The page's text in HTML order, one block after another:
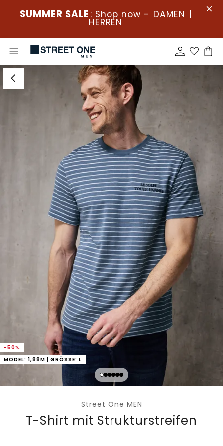
SUMMER SALE : Shop now - DAMEN |
HERREN
-50%
MODEL: 1,88M | GRÖSSE: L
Street One MEN
T-Shirt mit Strukturstreifen